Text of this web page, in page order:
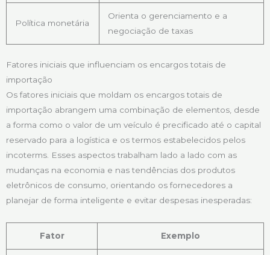
Política monetária
Orienta o gerenciamento e a
negociação de taxas
Fatores iniciais que influenciam os encargos totais de
importação
Os fatores iniciais que moldam os encargos totais de
importação abrangem uma combinação de elementos, desde
a forma como o valor de um veículo é precificado até o capital
reservado para a logística e os termos estabelecidos pelos
incoterms. Esses aspectos trabalham lado a lado com as
mudanças na economia e nas tendências dos produtos
eletrônicos de consumo, orientando os fornecedores a
planejar de forma inteligente e evitar despesas inesperadas:
Fator Exemplo